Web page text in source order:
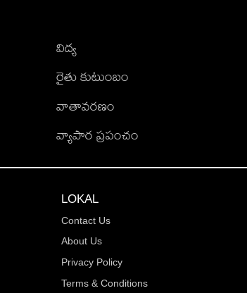
విద్య
రైతు కుటుంబం
వాతావరణం
వ్యాపార ప్రపంచం
LOKAL
Contact Us
About Us
Privacy Policy
Terms & Conditions